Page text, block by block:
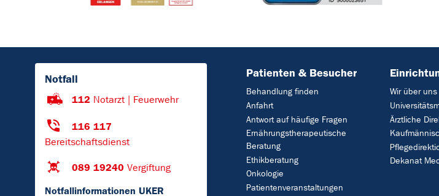
Notfall
112 Notarzt | Feuerwehr
116 117
Bereitschaftsdienst
089 19240 Vergiftung
Notfallinformationen UKER
Patienten & Besucher
Behandlung finden
Anfahrt
Antwort auf häufige Fragen
Ernährungstherapeutische
Beratung
Ethikberatung
Onkologie
Patientenveranstaltungen
Wir über uns
Ärztliche
Dekanat